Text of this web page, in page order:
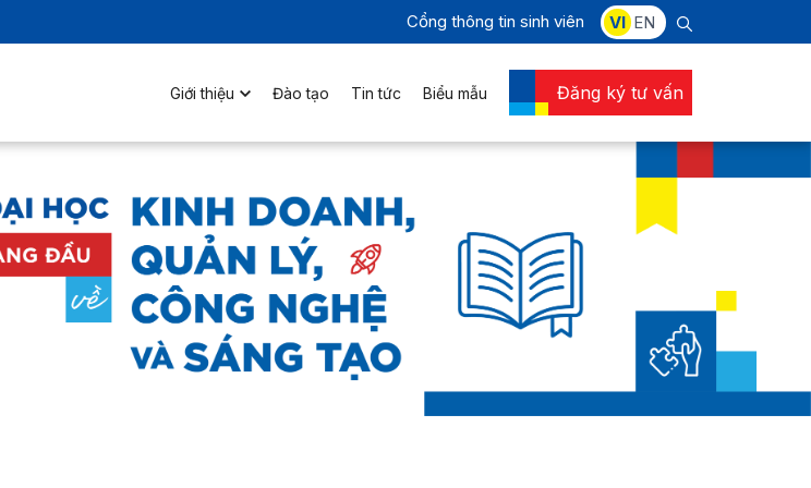
Cổng thông tin sinh viên VI EN
Giới thiệu Đào tạo Tin tức Biểu mẫu Đăng ký tư vấn